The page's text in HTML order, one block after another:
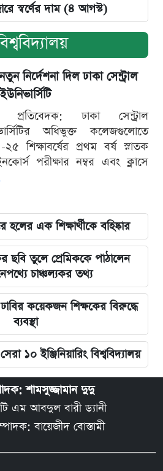
স্বর্ণের দাম (৪ আগস্ট)
নির্দেশনা দিল ঢাকা সেন্ট্রাল
ইউনিভার্সিটি
প্রতিবেদক: ঢাকা সেন্ট্রাল
অধিভুক্ত কলেজগুলোতে
শিক্ষাবর্ষের প্রথম বর্ষ স্নাতক
পরীক্ষার নম্বর এবং ক্লাসে
হলের এক শিক্ষার্থীকে বহিষ্কার
ছবি তুলে প্রেমিককে পাঠালেন
নেপথ্যে চাঞ্চল্যকর তথ্য
ঢাবির কয়েকজন শিক্ষকের বিরুদ্ধে
ব্যবস্থা
১০ ইঞ্জিনিয়ারিং বিশ্ববিদ্যালয়
শামসুজ্জামান দুদু
এম আবদুল বারী ড্যানী
বায়েজীদ বোস্তামী